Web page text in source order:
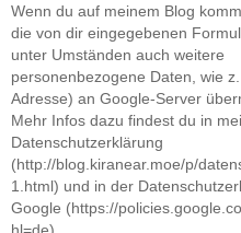
Wenn du auf meinem Blog
die von dir eingegebenen
unter Umständen auch weitere
personenbezogene Daten, wie
Adresse) an Google-Server
Mehr Infos dazu findest du in
Datenschutzerklärung
(http://blog.kiranear.moe/p/
1.html) und in der
Google (https://